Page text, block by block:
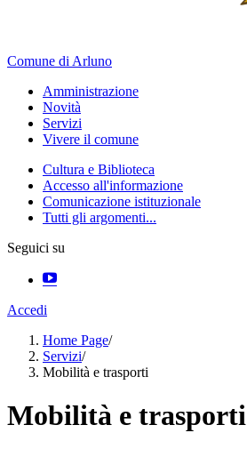
Comune di Arluno
Amministrazione
Novità
Servizi
Vivere il comune
Cultura e Biblioteca
Accesso all'informazione
Comunicazione istituzionale
Tutti gli argomenti...
Seguici su
Accedi
Home Page/
Servizi/
Mobilità e trasporti
Mobilità e trasporti